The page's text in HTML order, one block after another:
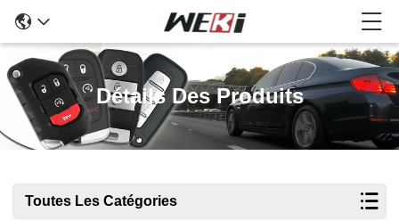
Détails Des Produits
Toutes Les Catégories